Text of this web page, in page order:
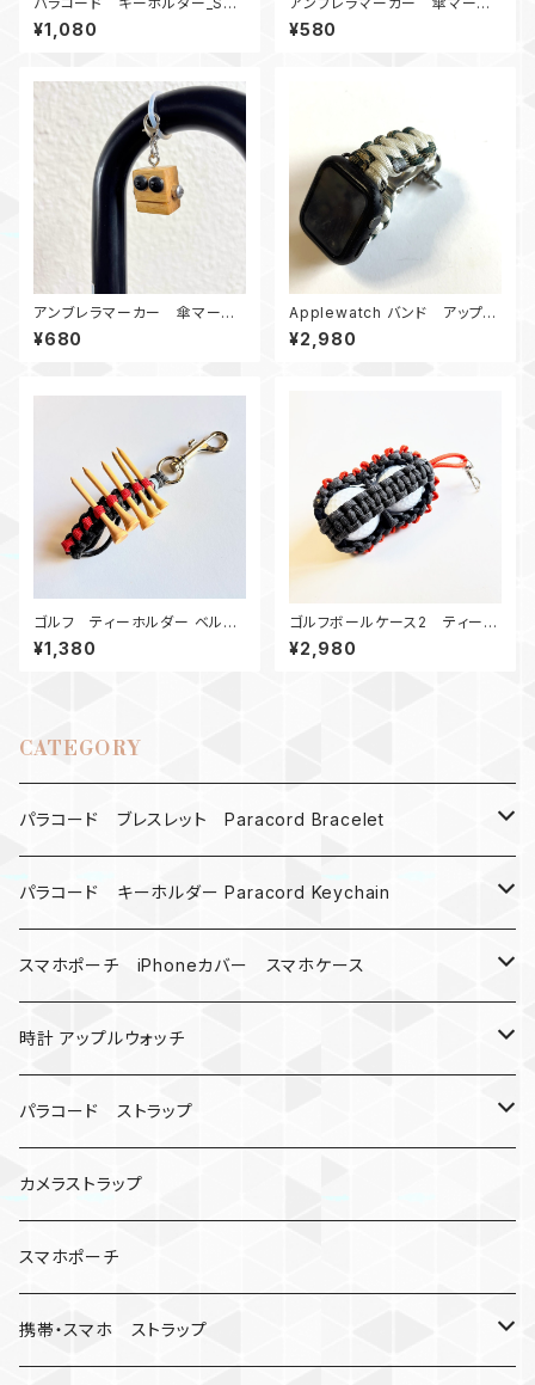
omonDragon_赤黒白
¥1,080
ー パラコードBox ピンクセ
ーフティーグリーン
¥580
アンブレラマーカー 傘マーカ
ー ロボット0407黒目2
¥680
Applewatch バンド アップル
ウォッチ バンド44_シャックル_
キングコブラ_白カモ180
¥2,980
ゴルフ ティーホルダー ベルト
ループ グレー・赤 パラコード
¥1,380
ゴルフボールケース2 ティーホ
ルダー Gオレンジ
¥2,980
CATEGORY
パラコード ブレスレット Paracord Bracelet
MAD MAX
バックル
バックル無し
シャックル
数珠
パラコード キーホルダー Paracord Keychain
ハロウィン
コンパス
ベルトループ
クボタン
キーケース
人形
スマホポーチ iPhoneカバー スマホケース
楽天ミニ ケース
iPhone
時計 アップルウォッチ
カナビラウォッチ
腕時計
アップルウォッチ
バックル
パラコード ストラップ
サバイバルツール
カメラストラップ
スマホポーチ
携帯・スマホ ストラップ